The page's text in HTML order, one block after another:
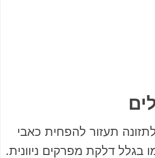
תעזור להפחית כאבי
בגלל דלקת מפרקים ניוונית.